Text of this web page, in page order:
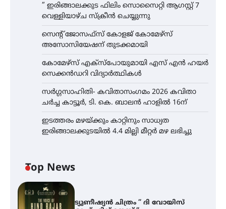
” ഇരിങ്ങാലക്കുട ഫിലിം സൊസൈറ്റി ആഗസ്റ്റ് 7
വെള്ളിയാഴ്ച സ്‌ക്രീൻ ചെയ്യുന്നു
സെന്റ് ജോസഫ്സ് കോളജ് കോമേഴ്‌സ്
അസോസിയേഷന് തുടക്കമായി
കോമേഴ്സ് എക്സ്പോയുമായി എസ് എൻ ഹയർ
സെക്കൻഡറി വിദ്യാർത്ഥികൾ
സർഗ്ഗസാഹിതി- കവിതാസംഗമം 2026 കവിതാ
ചർച്ച കാട്ടൂർ, ടി. കെ. ബാലൻ ഹാളിൽ 16ന്
ഇടത്തരം മഴയ്ക്കും കാറ്റിനും സാധ്യത
ഇരിങ്ങാലക്കുടയിൽ 4.4 മില്ലി മീറ്റർ മഴ ലഭിച്ചു
Top News
ട്യുണീഷ്യൻ ചിത്രം ” ദി വോയിസ്